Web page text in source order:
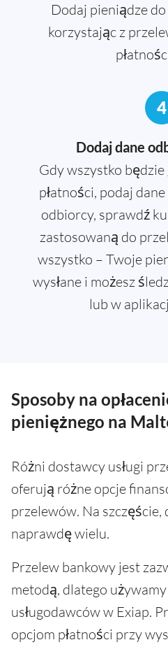
Dodaj pieniądze
korzystając z
4
Dodaj dane
Gdy wszystko
płatności, podaj
odbiorcy, sprawdź
zastosowaną do
wszystko – Twoje
wysłane i możesz
lub w
Sposoby na
pieniężnego na
Różni dostawcy usługi
oferują różne opcje
przelewów. Na
naprawdę wielu.
Przelew bankowy jest
metodą, dlatego
usługodawców w Exiap.
opcjom płatności przy